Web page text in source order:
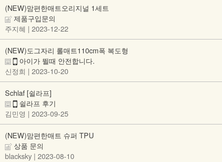
(NEW)맘편한매트오리지널 1세트
제품구입문의
주지혜 | 2023-12-22
(NEW)도그자리 롤매트110cm폭 복도형
아이가 뛸때 안전합니다.
신정희 | 2023-10-20
Schlaf [쉴라프]
쉴라프 후기
김민영 | 2023-09-25
(NEW)맘편한매트 슈퍼 TPU
상품 문의
blacksky | 2023-08-10